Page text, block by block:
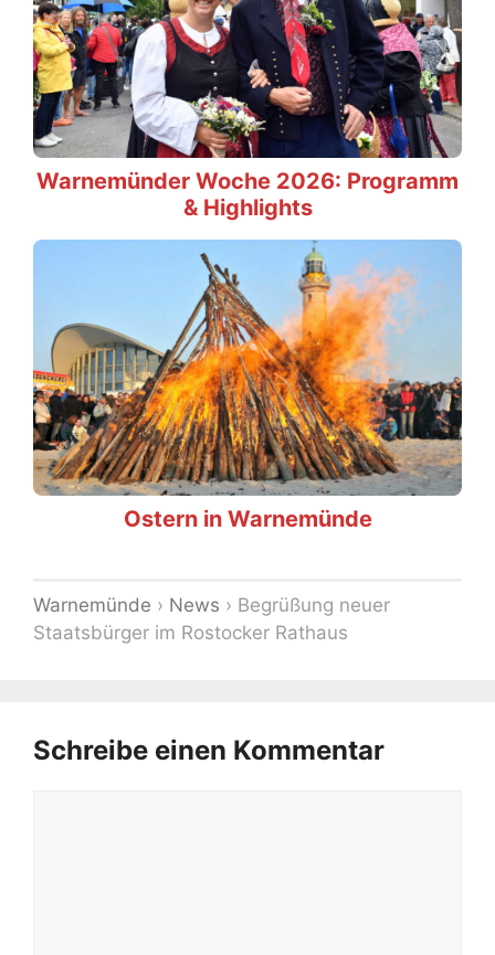
Warnemünder Woche 2026: Programm
& Highlights
Ostern in Warnemünde
Warnemünde › News › Begrüßung neuer
Staatsbürger im Rostocker Rathaus
Schreibe einen Kommentar